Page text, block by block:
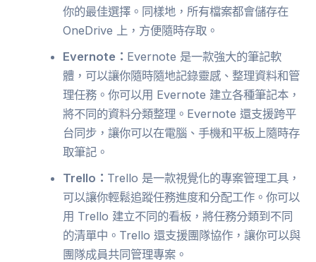
你的最佳選擇。同樣地，所有檔案都會儲存在
OneDrive 上，方便隨時存取。
Evernote： Evernote 是一款強大的筆記軟
體，可以讓你隨時隨地記錄靈感、整理資料和管
理任務。你可以用 Evernote 建立各種筆記本，
將不同的資料分類整理。Evernote 還支援跨平
台同步，讓你可以在電腦、手機和平板上隨時存
取筆記。
Trello： Trello 是一款視覺化的專案管理工具，
可以讓你輕鬆追蹤任務進度和分配工作。你可以
用 Trello 建立不同的看板，將任務分類到不同
的清單中。Trello 還支援團隊協作，讓你可以與
團隊成員共同管理專案。